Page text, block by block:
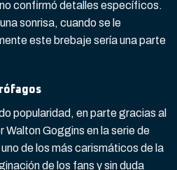
confirmó detalles específicos.
sonrisa, cuando se le
este brebaje sería una parte
popularidad, en parte gracias al
Goggins en la serie de
de los más carismáticos de la
de los fans y sin duda